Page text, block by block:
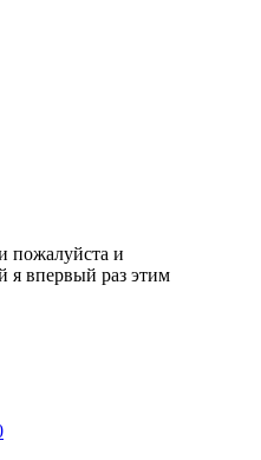
пожалуйста и
я впервый раз этим